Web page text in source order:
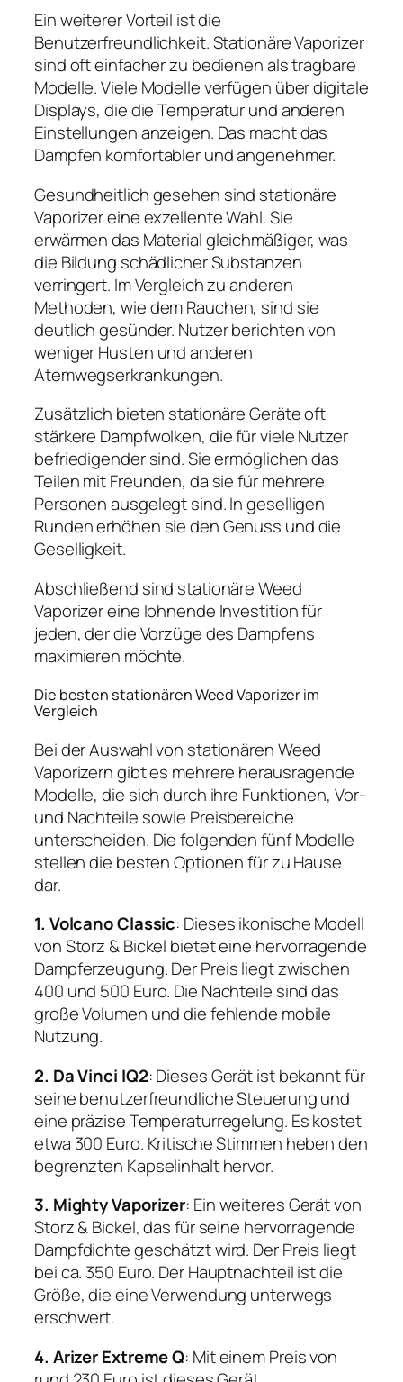
Ein weiterer Vorteil ist die
Benutzerfreundlichkeit. Stationäre Vaporizer
sind oft einfacher zu bedienen als tragbare
Modelle. Viele Modelle verfügen über digitale
Displays, die die Temperatur und anderen
Einstellungen anzeigen. Das macht das
Dampfen komfortabler und angenehmer.
Gesundheitlich gesehen sind stationäre
Vaporizer eine exzellente Wahl. Sie
erwärmen das Material gleichmäßiger, was
die Bildung schädlicher Substanzen
verringert. Im Vergleich zu anderen
Methoden, wie dem Rauchen, sind sie
deutlich gesünder. Nutzer berichten von
weniger Husten und anderen
Atemwegserkrankungen.
Zusätzlich bieten stationäre Geräte oft
stärkere Dampfwolken, die für viele Nutzer
befriedigender sind. Sie ermöglichen das
Teilen mit Freunden, da sie für mehrere
Personen ausgelegt sind. In geselligen
Runden erhöhen sie den Genuss und die
Geselligkeit.
Abschließend sind stationäre Weed
Vaporizer eine lohnende Investition für
jeden, der die Vorzüge des Dampfens
maximieren möchte.
Die besten stationären Weed Vaporizer im
Vergleich
Bei der Auswahl von stationären Weed
Vaporizern gibt es mehrere herausragende
Modelle, die sich durch ihre Funktionen, Vor-
und Nachteile sowie Preisbereiche
unterscheiden. Die folgenden fünf Modelle
stellen die besten Optionen für zu Hause
dar.
1. Volcano Classic: Dieses ikonische Modell
von Storz & Bickel bietet eine hervorragende
Dampferzeugung. Der Preis liegt zwischen
400 und 500 Euro. Die Nachteile sind das
große Volumen und die fehlende mobile
Nutzung.
2. Da Vinci IQ2: Dieses Gerät ist bekannt für
seine benutzerfreundliche Steuerung und
eine präzise Temperaturregelung. Es kostet
etwa 300 Euro. Kritische Stimmen heben den
begrenzten Kapselinhalt hervor.
3. Mighty Vaporizer: Ein weiteres Gerät von
Storz & Bickel, das für seine hervorragende
Dampfdichte geschätzt wird. Der Preis liegt
bei ca. 350 Euro. Der Hauptnachteil ist die
Größe, die eine Verwendung unterwegs
erschwert.
4. Arizer Extreme Q: Mit einem Preis von